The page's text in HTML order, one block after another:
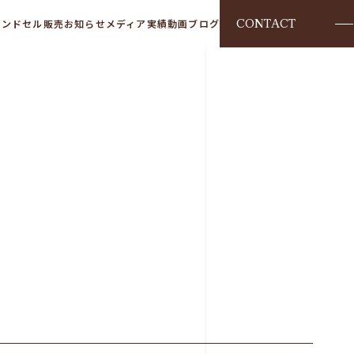
ドセル販売お知らせ メディア実績動画ブログ CONTACT